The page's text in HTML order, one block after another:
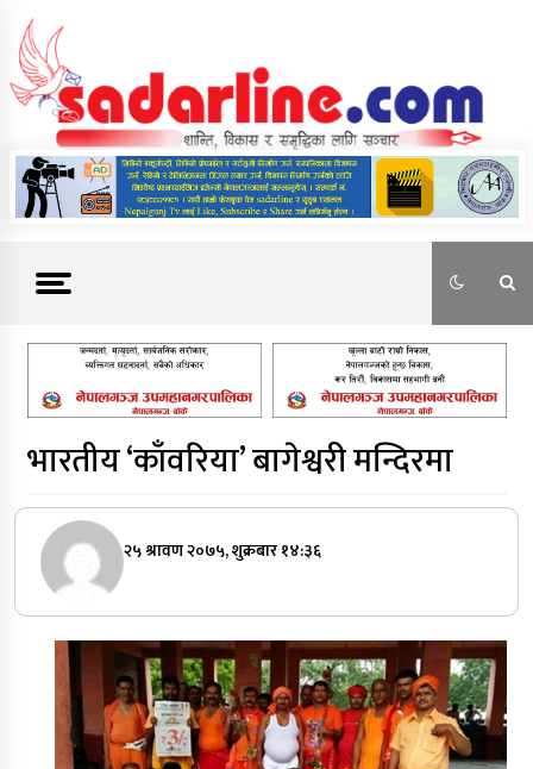
content
News For Nepal
भारतीय ‘काँवरिया’ बागेश्वरी मन्दिरमा
२५ श्रावण २०७५, शुक्रबार १४:३६